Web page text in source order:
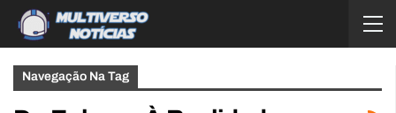
Navegação Na Tag